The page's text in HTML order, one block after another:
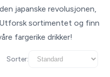
japanske revolusjonen,
Utforsk sortimentet og finn
fargerike drikker!
Sorter: